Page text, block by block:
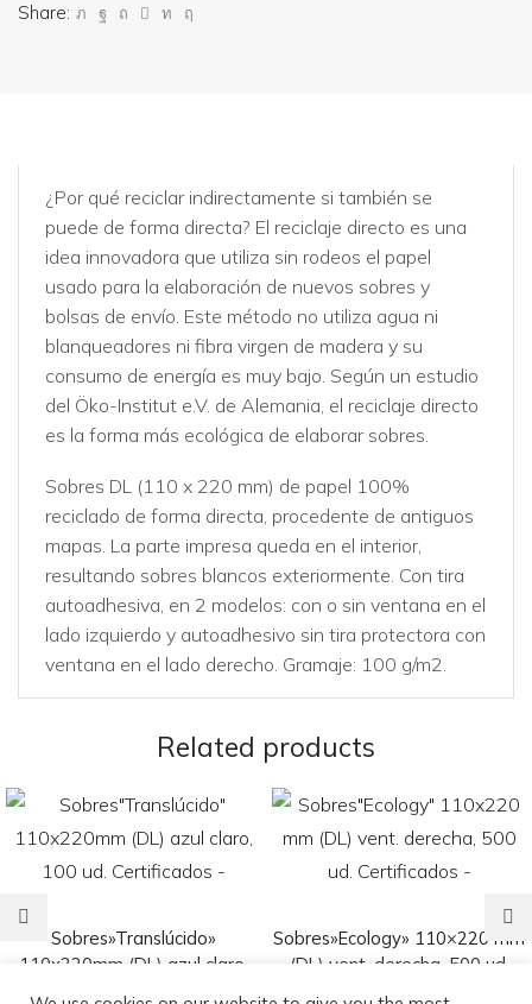
Share:
¿Por qué reciclar indirectamente si también se
puede de forma directa? El reciclaje directo es una
idea innovadora que utiliza sin rodeos el papel
usado para la elaboración de nuevos sobres y
bolsas de envío. Este método no utiliza agua ni
blanqueadores ni fibra virgen de madera y su
consumo de energía es muy bajo. Según un estudio
del Öko-Institut e.V. de Alemania, el reciclaje directo
es la forma más ecológica de elaborar sobres.
Sobres DL (110 x 220 mm) de papel 100%
reciclado de forma directa, procedente de antiguos
mapas. La parte impresa queda en el interior,
resultando sobres blancos exteriormente. Con tira
autoadhesiva, en 2 modelos: con o sin ventana en el
lado izquierdo y autoadhesivo sin tira protectora con
ventana en el lado derecho. Gramaje: 100 g/m2.
Related products
Sobres»Translúcido»
110x220mm (DL) azul claro,
100 ud. Certificados –
Sobres»Ecology» 110×220 mm
(DL) vent. derecha, 500 ud.
Certificados –